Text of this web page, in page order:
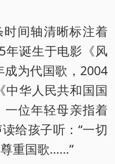
间轴清晰标注着
年诞生于电影《风
为代国歌，2004
中华人民共和国国
位年轻母亲指着
给孩子听：“一切
重国歌……”